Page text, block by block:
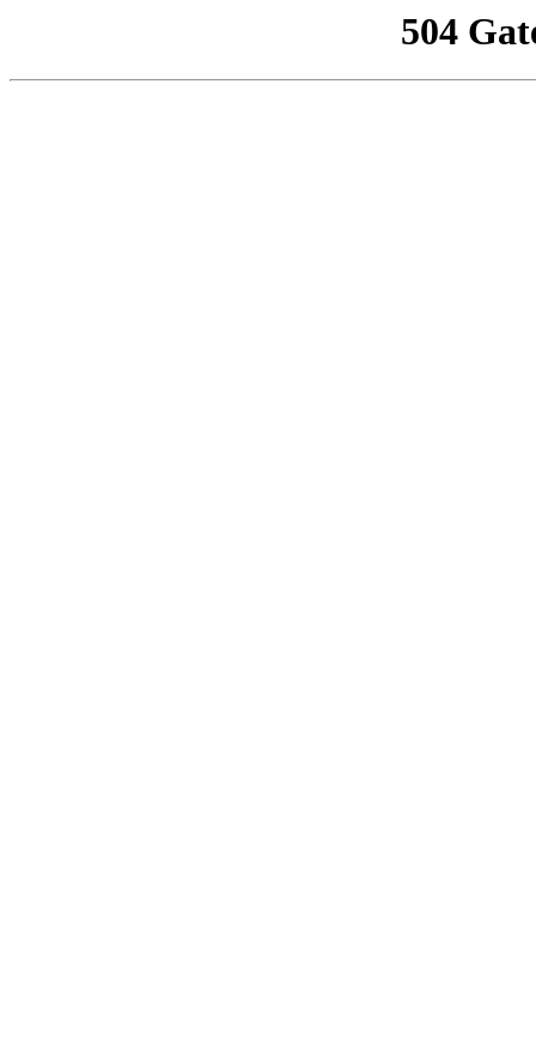
504